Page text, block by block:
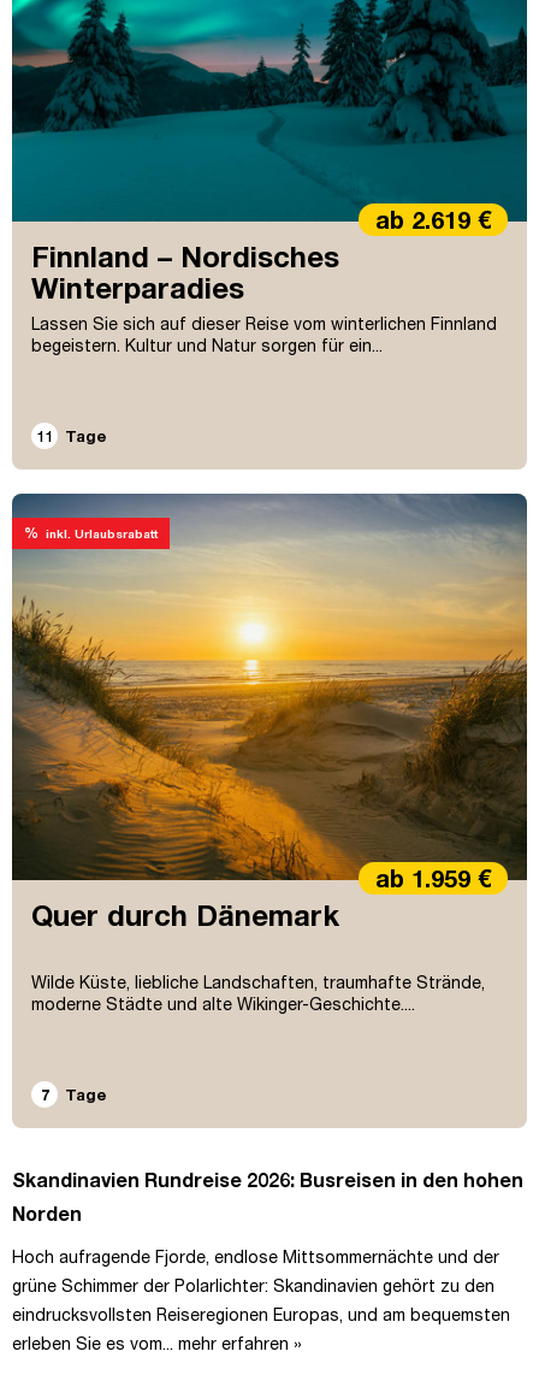
Finnland – Nordisches
Winterparadies
Lassen Sie sich auf dieser Reise vom winterlichen Finnland
begeistern. Kultur und Natur sorgen für ein...
ab 2.619 €
11 Tage
% inkl. Urlaubsrabatt
Quer durch Dänemark
Wilde Küste, liebliche Landschaften, traumhafte Strände,
moderne Städte und alte Wikinger-Geschichte....
ab 1.959 €
7 Tage
Skandinavien Rundreise 2026: Busreisen in den hohen
Norden
Hoch aufragende Fjorde, endlose Mittsommernächte und der
grüne Schimmer der Polarlichter: Skandinavien gehört zu den
eindrucksvollsten Reiseregionen Europas, und am bequemsten
erleben Sie es vom... mehr erfahren »